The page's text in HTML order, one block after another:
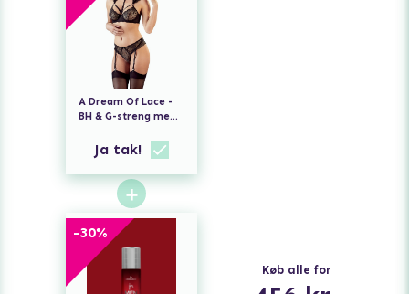
A Dream Of Lace -
BH & G-streng med
Ja tak!
+
-30%
Køb alle for